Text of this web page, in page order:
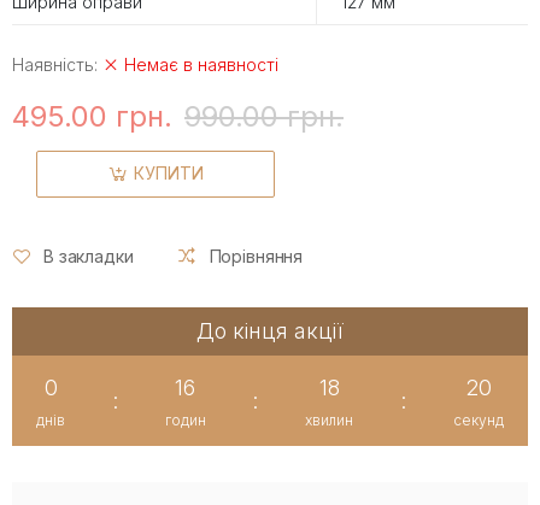
Наявність: Немає в наявності
495.00 грн. 990.00 грн.
КУПИТИ
В закладки Порівняння
До кінця акції
0
днів
:
16
годин
:
18
хвилин
:
20
секунд